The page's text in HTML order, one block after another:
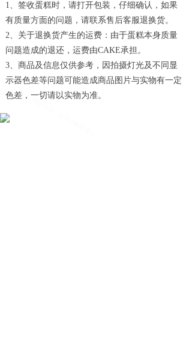
1、签收蛋糕时，请打开包装，仔细确认，如果
有质量方面的问题，请联系售后客服退换货。
2、关于退换货产生的运费：由于蛋糕本身质量
问题造成的退还，运费由CAKE承担。
3、商品及信息仅供参考，因拍摄灯光及不同显
示器色差等问题可能造成商品图片与实物有一定
色差，一切请以实物为准。